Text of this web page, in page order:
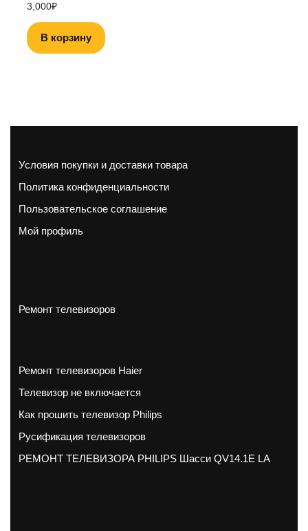
3,000₽
В корзину
Условия покупки и доставки товара
Политика конфиденциальности
Пользовательское соглашение
Мой профиль
Ремонт телевизоров
Ремонт телевизоров Haier
Телевизор не включается
Как прошить телевизор Philips
Русификация телевизоров
РЕМОНТ ТЕЛЕВИЗОРА PHILIPS Шасси QV14.1E LA